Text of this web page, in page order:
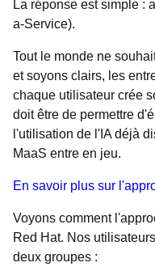
La réponse est simple :
a-Service).
Tout le monde ne
et soyons clairs, les
chaque utilisateur crée
doit être de permettre
l'utilisation de l'IA déjà
MaaS entre en jeu.
En savoir plus sur
Voyons comment
Red Hat. Nos
deux groupes :